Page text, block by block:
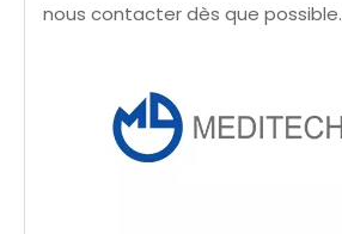
nous contacter dès que possible.